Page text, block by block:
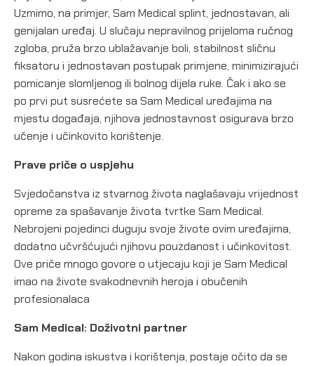
Uzmimo, na primjer, Sam Medical splint, jednostavan, ali
genijalan uređaj. U slučaju nepravilnog prijeloma ručnog
zgloba, pruža brzo ublažavanje boli, stabilnost sličnu
fiksatoru i jednostavan postupak primjene, minimizirajući
pomicanje slomljenog ili bolnog dijela ruke. Čak i ako se
po prvi put susrećete sa Sam Medical uređajima na
mjestu događaja, njihova jednostavnost osigurava brzo
učenje i učinkovito korištenje.
Prave priče o uspjehu
Svjedočanstva iz stvarnog života naglašavaju vrijednost
opreme za spašavanje života tvrtke Sam Medical.
Nebrojeni pojedinci duguju svoje živote ovim uređajima,
dodatno učvršćujući njihovu pouzdanost i učinkovitost.
Ove priče mnogo govore o utjecaju koji je Sam Medical
imao na živote svakodnevnih heroja i obučenih
profesionalaca
Sam Medical: Doživotni partner
Nakon godina iskustva i korištenja, postaje očito da se